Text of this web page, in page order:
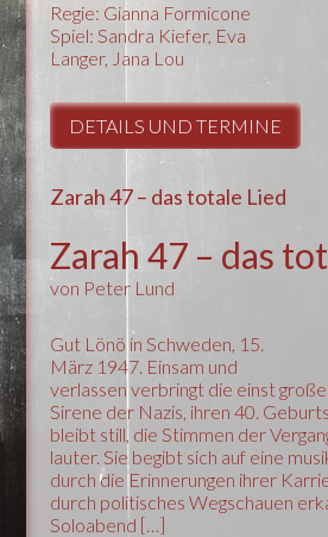
Regie: Gianna Formicone
Spiel: Sandra Kiefer, Eva
Langer, Jana Lou
DETAILS UND TERMINE
Zarah 47 – das totale Lied
Zarah 47 – das
von Peter Lund
Gut Lönö in Schweden, 15.
März 1947. Einsam und
verlassen verbringt die einst
Sirene der Nazis, ihren 40.
bleibt still, die Stimmen der
lauter. Sie begibt sich auf eine
durch die Erinnerungen ihrer
durch politisches Wegschauen
Soloabend […]